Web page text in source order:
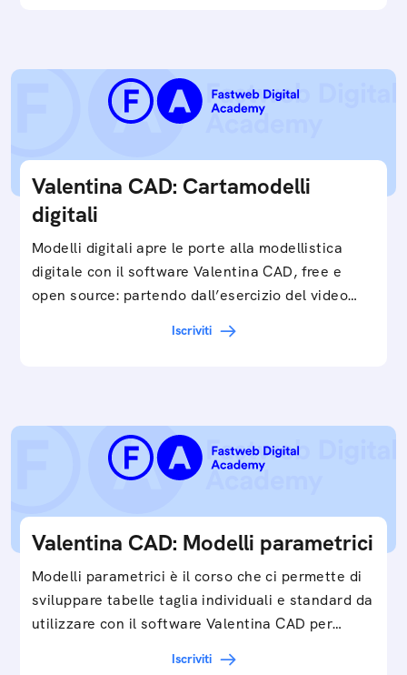
Valentina CAD: Cartamodelli
digitali
Modelli digitali apre le porte alla modellistica
digitale con il software Valentina CAD, free e
open source: partendo dall’esercizio del video…
Iscriviti
Valentina CAD: Modelli parametrici
Modelli parametrici è il corso che ci permette di
sviluppare tabelle taglia individuali e standard da
utilizzare con il software Valentina CAD per…
Iscriviti